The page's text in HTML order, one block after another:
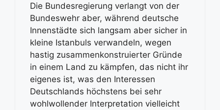
Die Bundesregierung verlangt von der
Bundeswehr aber, während deutsche
Innenstädte sich langsam aber sicher in
kleine Istanbuls verwandeln, wegen
hastig zusammenkonstruierter Gründe
in einem Land zu kämpfen, das nicht ihr
eigenes ist, was den Interessen
Deutschlands höchstens bei sehr
wohlwollender Interpretation vielleicht